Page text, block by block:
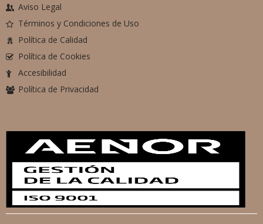
Aviso Legal
Términos y Condiciones de Uso
Política de Calidad
Política de Cookies
Accesibilidad
Política de Privacidad